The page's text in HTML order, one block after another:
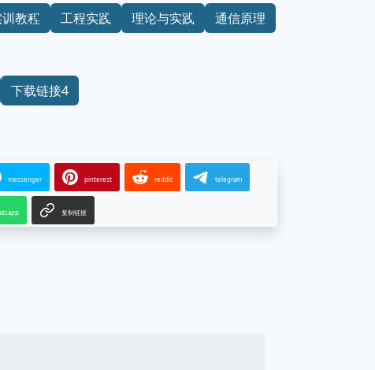
教程 工程实践 理论与实践
通信原理
下载链接4
messenger pinterest reddit telegram
复制链接